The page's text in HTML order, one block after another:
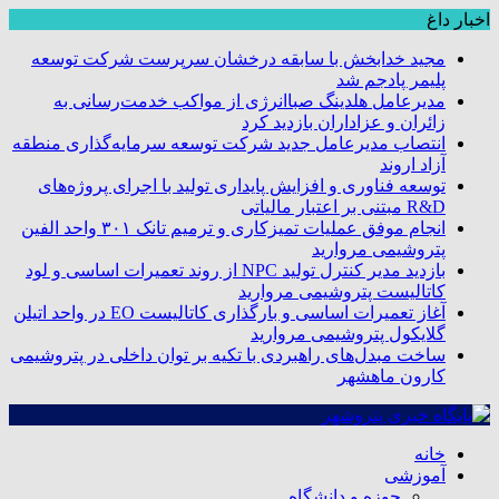
اخبار داغ
مجید خدابخش با سابقه درخشان سرپرست شرکت توسعه
پلیمر پادجم شد
مدیرعامل هلدینگ صباانرژی از مواکب خدمت‌رسانی به
زائران و عزاداران بازدید کرد
انتصاب مدیرعامل جدید شرکت توسعه سرمایه‌گذاری منطقه
آزاد اروند
توسعه فناوری و افزایش پایداری تولید با اجرای پروژه‌های
R&D مبتنی بر اعتبار مالیاتی
انجام موفق عملیات تمیزکاری و ترمیم تانک ۳۰۱ واحد الفین
پتروشیمی مروارید
بازدید مدیر کنترل تولید NPC از روند تعمیرات اساسی و لود
کاتالیست پتروشیمی مروارید
آغاز تعمیرات اساسی و بارگذاری کاتالیست EO در واحد اتیلن
گلایکول پتروشیمی مروارید
ساخت مبدل‌های راهبردی با تکیه بر توان داخلی در پتروشیمی
کارون ماهشهر
خانه
آموزشی